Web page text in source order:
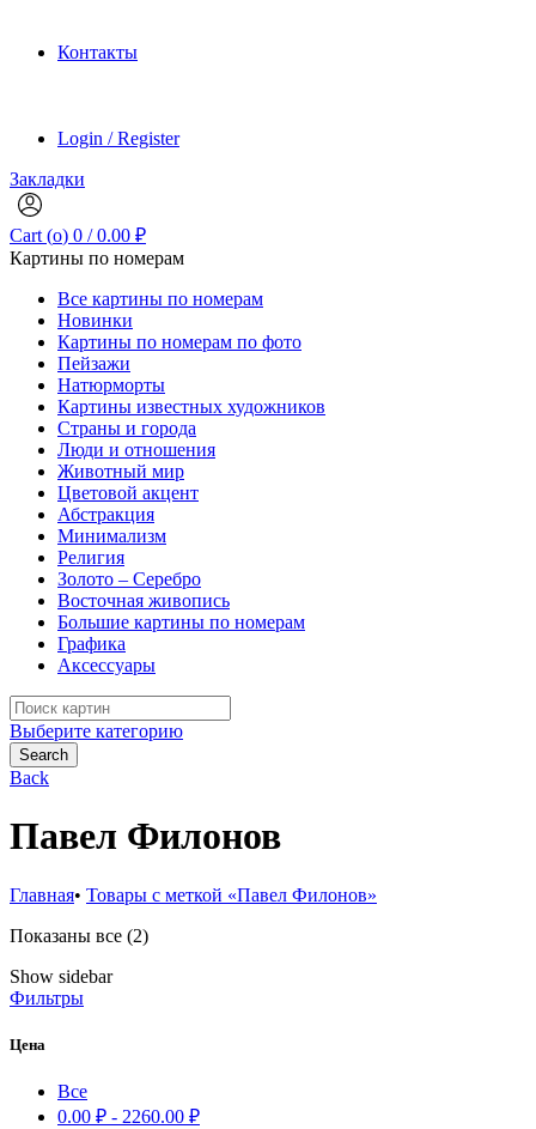
Контакты
Login / Register
Закладки
Cart (o) 0 / 0.00 ₽
Картины по номерам
Все картины по номерам
Новинки
Картины по номерам по фото
Пейзажи
Натюрморты
Картины известных художников
Страны и города
Люди и отношения
Животный мир
Цветовой акцент
Абстракция
Минимализм
Религия
Золото – Серебро
Восточная живопись
Большие картины по номерам
Графика
Аксессуары
Search
for:
Выберите категорию
Search
Back
Павел Филонов
Главная• Товары с меткой «Павел Филонов»
Показаны все (2)Сортировка:
Show sidebar
Фильтры
Цена
Все
0.00 ₽ - 2260.00 ₽